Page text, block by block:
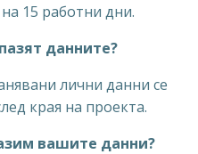
15 работни дни.
данните?
лични данни се
края на проекта.
вашите данни?